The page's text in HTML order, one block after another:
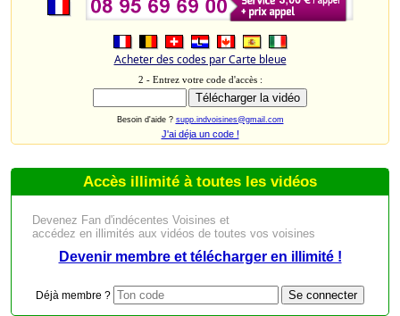
Acheter des codes par Carte bleue
2 - Entrez votre code d'accès :
Besoin d'aide ? supp.indvoisines@gmail.com
J'ai déja un code !
Accès illimité à toutes les vidéos
Devenez Fan d'indécentes Voisines et
accédez en illimités aux vidéos de toutes vos voisines
Devenir membre et télécharger en illimité !
Déjà membre ?